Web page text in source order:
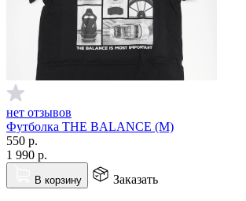
нет отзывов
Футболка THE BALANCE (M)
550 р.
1 990 р.
В корзину Заказать